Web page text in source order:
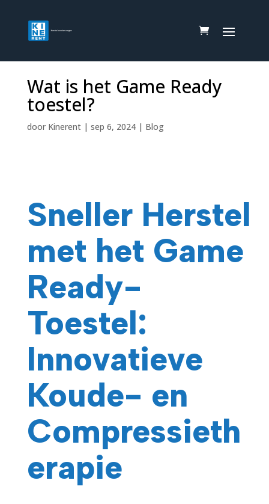
Wat is het Game Ready
toestel?
door Kinerent| sep 6, 2024| Blog
Sneller Herstel
met het Game
Ready-
Toestel:
Innovatieve
Koude- en
Compressieth
erapie